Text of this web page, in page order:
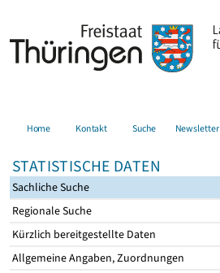
Home Kontakt Suche Newsletter
STATISTISCHE DATEN
Sachliche Suche
Regionale Suche
Kürzlich bereitgestellte Daten
Allgemeine Angaben, Zuordnungen